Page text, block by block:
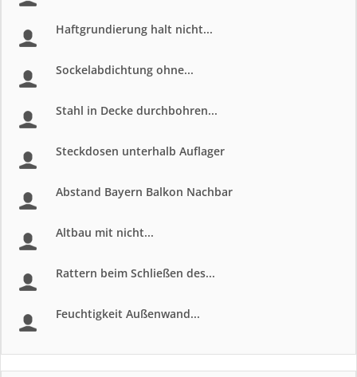
Haftgrundierung halt nicht...
Sockelabdichtung ohne...
Stahl in Decke durchbohren...
Steckdosen unterhalb Auflager
Abstand Bayern Balkon Nachbar
Altbau mit nicht...
Rattern beim Schließen des...
Feuchtigkeit Außenwand...